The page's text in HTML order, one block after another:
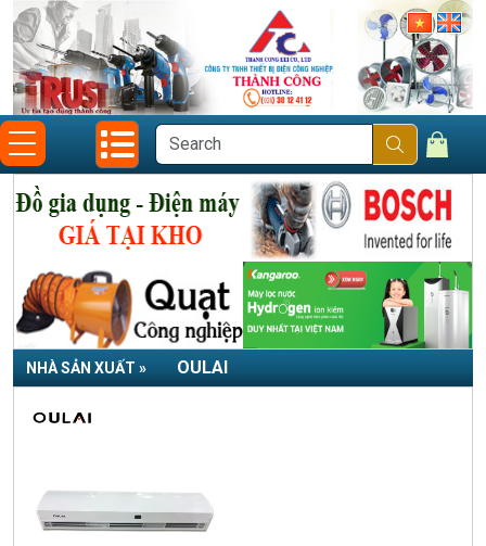
NHÀ SẢN XUẤT » OULAI